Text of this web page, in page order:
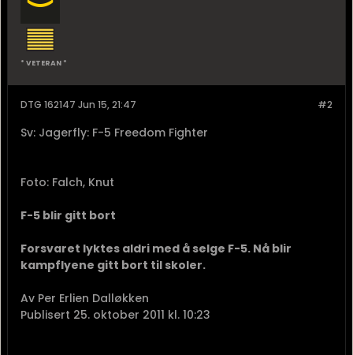
* VETERAN *
#2
DTG 162147 Jun 15, 21:47
Sv: Jagerfly: F-5 Freedom Fighter
Foto: Falch, Knut
F-5 blir gitt bort
Forsvaret lyktes aldri med å selge F-5. Nå blir
kampflyene gitt bort til skoler.
Av Per Erlien Dalløkken
Publisert 25. oktober 2011 kl. 10:23